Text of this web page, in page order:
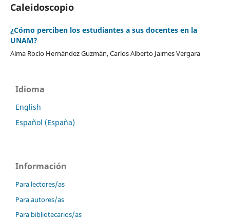
Caleidoscopio
¿Cómo perciben los estudiantes a sus docentes en la
UNAM?
Alma Rocío Hernández Guzmán, Carlos Alberto Jaimes Vergara
Idioma
English
Español (España)
Información
Para lectores/as
Para autores/as
Para bibliotecarios/as